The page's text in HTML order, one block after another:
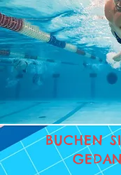
BUCHEN